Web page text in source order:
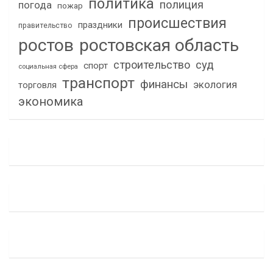
погода пожар политика полиция
правительство праздники происшествия
ростов ростовская область
социальная сфера спорт строительство суд
торговля транспорт финансы экология
экономика